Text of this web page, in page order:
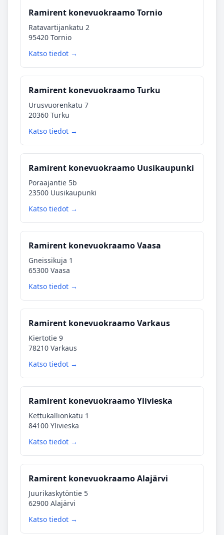
Ramirent konevuokraamo Tornio
Ratavartijankatu 2
95420 Tornio
Katso tiedot →
Ramirent konevuokraamo Turku
Urusvuorenkatu 7
20360 Turku
Katso tiedot →
Ramirent konevuokraamo Uusikaupunki
Poraajantie 5b
23500 Uusikaupunki
Katso tiedot →
Ramirent konevuokraamo Vaasa
Gneissikuja 1
65300 Vaasa
Katso tiedot →
Ramirent konevuokraamo Varkaus
Kiertotie 9
78210 Varkaus
Katso tiedot →
Ramirent konevuokraamo Ylivieska
Kettukallionkatu 1
84100 Ylivieska
Katso tiedot →
Ramirent konevuokraamo Alajärvi
Juurikaskytöntie 5
62900 Alajärvi
Katso tiedot →